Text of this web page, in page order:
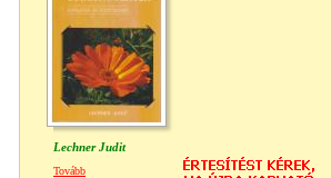
Lechner Judit
Tovább